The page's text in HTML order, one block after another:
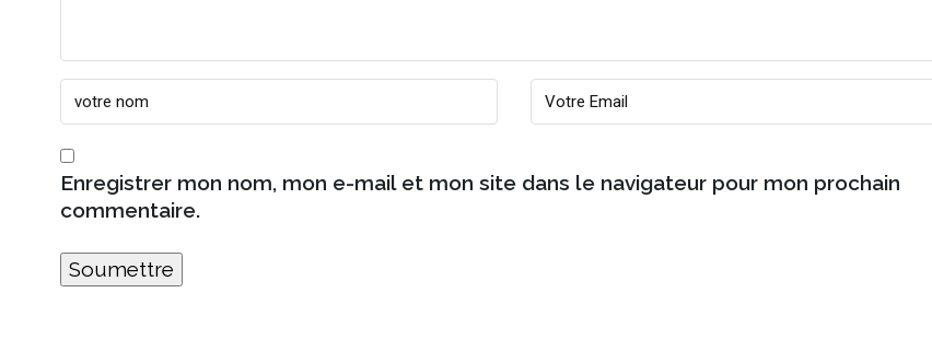
Enregistrer mon nom, mon e-mail et mon site dans le navigateur pour mon prochain
commentaire.